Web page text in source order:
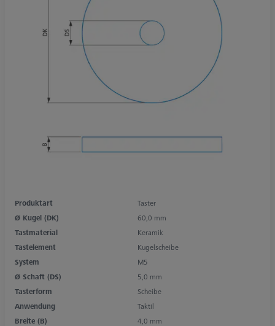
Produktart
Taster
Ø Kugel (DK)
60,0 mm
Tastmaterial
Keramik
Tastelement
Kugelscheibe
System
M5
Ø Schaft (DS)
5,0 mm
Tasterform
Scheibe
Anwendung
Taktil
Breite (B)
4,0 mm